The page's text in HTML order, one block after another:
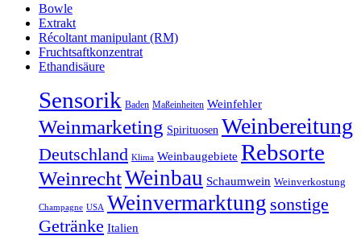
Bowle
Extrakt
Récoltant manipulant (RM)
Fruchtsaftkonzentrat
Ethandisäure
Sensorik Baden Maßeinheiten Weinfehler
Weinmarketing Spirituosen Weinbereitung
Deutschland Klima Weinbaugebiete Rebsorte
WeinrechtWeinbau Schaumwein Weinverkostung
Champagne USA Weinvermarktung sonstige
Getränke Italien